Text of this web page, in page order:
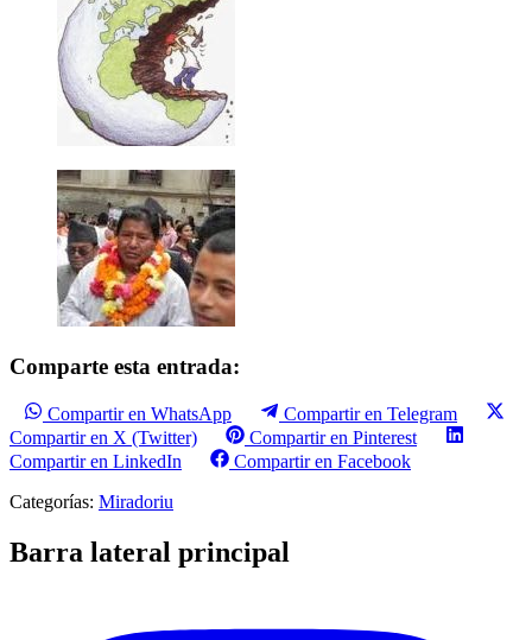
Comparte esta entrada:
Compartir en WhatsApp
Compartir en Telegram
Compartir en X (Twitter)
Compartir en Pinterest
Compartir en LinkedIn
Compartir en Facebook
Categorías: Miradoriu
Barra lateral principal